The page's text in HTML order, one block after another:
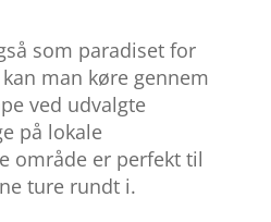
som paradiset for
man køre gennem
ved udvalgte
på lokale
område er perfekt til
ture rundt i.